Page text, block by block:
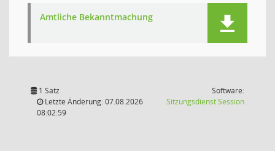
Amtliche Bekanntmachung
1 Satz
Letzte Änderung: 07.08.2026
08:02:59
Software:
SitzungsdienstSession(Wird in